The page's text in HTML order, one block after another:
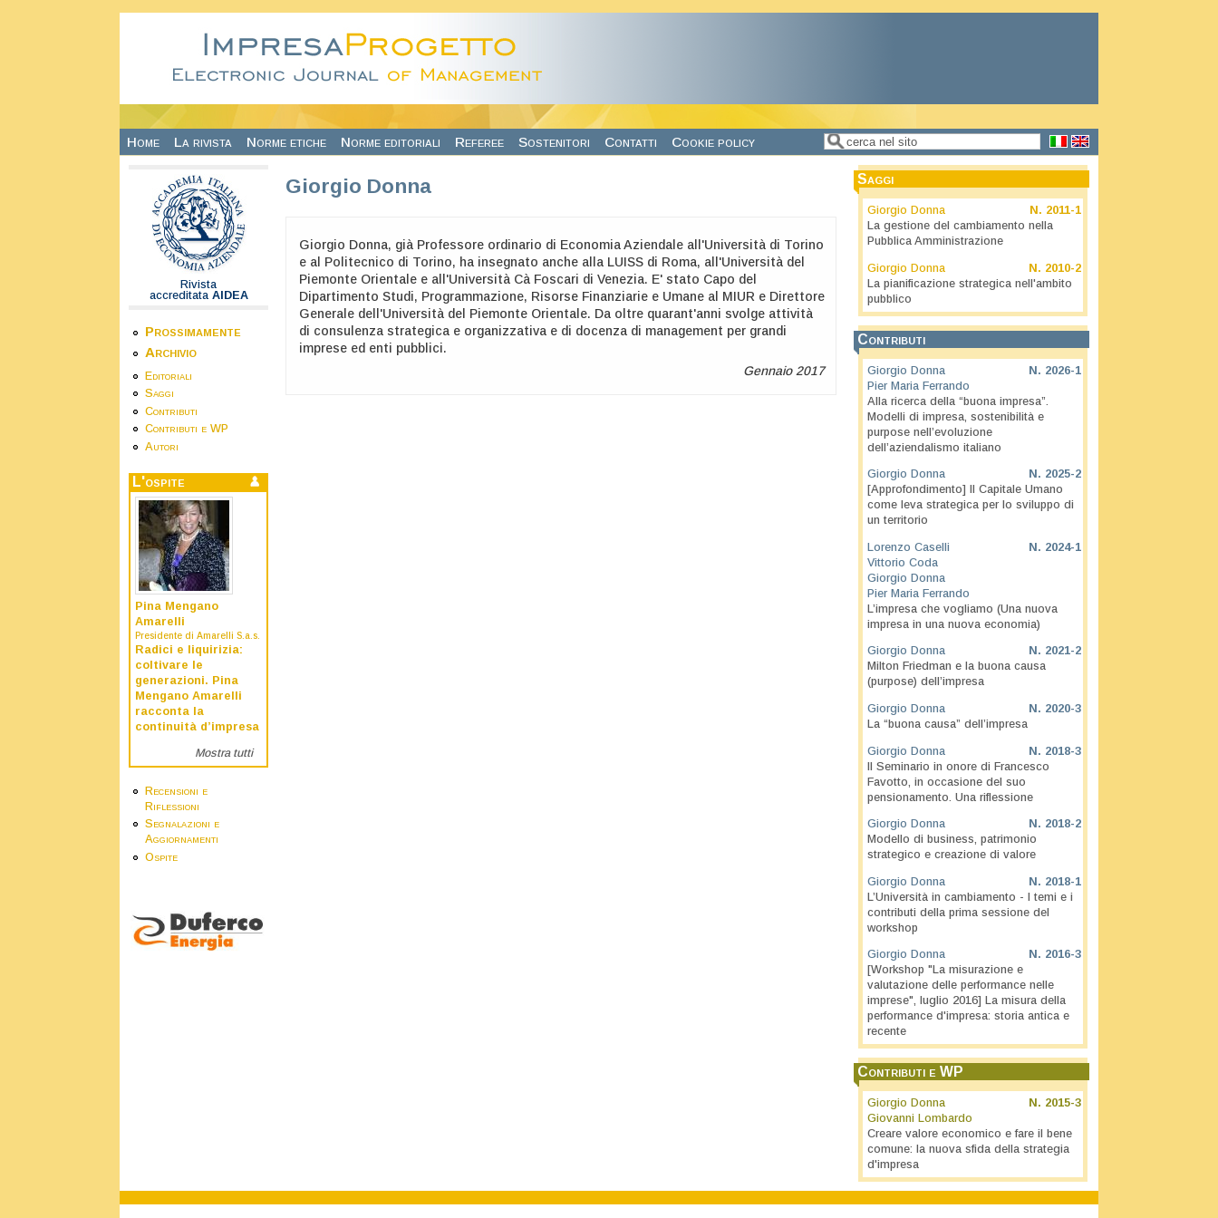
Home La rivista Norme etiche Norme editoriali Referee Sostenitori Contatti Cookie policy Form di ricerca
Cerca
Rivista
accreditata AIDEA
Prossimamente
Archivio
Editoriali
Saggi
Contributi
Contributi e WP
Autori
L'ospite
Pina Mengano
Amarelli
Presidente di Amarelli S.a.s.
Radici e liquirizia:
coltivare le
generazioni. Pina
Mengano Amarelli
racconta la
continuità d’impresa
Mostra tutti
Recensioni e
Riflessioni
Segnalazioni e
Aggiornamenti
Ospite
Giorgio Donna
Giorgio Donna, già Professore ordinario di Economia Aziendale all'Università di Torino
e al Politecnico di Torino, ha insegnato anche alla LUISS di Roma, all'Università del
Piemonte Orientale e all'Università Cà Foscari di Venezia. E' stato Capo del
Dipartimento Studi, Programmazione, Risorse Finanziarie e Umane al MIUR e Direttore
Generale dell'Università del Piemonte Orientale. Da oltre quarant'anni svolge attività
di consulenza strategica e organizzativa e di docenza di management per grandi
imprese ed enti pubblici.
Gennaio 2017
Saggi
N. 2011-1
Giorgio Donna
La gestione del cambiamento nella
Pubblica Amministrazione
N. 2010-2
Giorgio Donna
La pianificazione strategica nell'ambito
pubblico
Contributi
N. 2026-1
Giorgio Donna
Pier Maria Ferrando
Alla ricerca della “buona impresa”.
Modelli di impresa, sostenibilità e
purpose nell’evoluzione
dell’aziendalismo italiano
N. 2025-2
Giorgio Donna
[Approfondimento] Il Capitale Umano
come leva strategica per lo sviluppo di
un territorio
N. 2024-1
Lorenzo Caselli
Vittorio Coda
Giorgio Donna
Pier Maria Ferrando
L’impresa che vogliamo (Una nuova
impresa in una nuova economia)
N. 2021-2
Giorgio Donna
Milton Friedman e la buona causa
(purpose) dell’impresa
N. 2020-3
Giorgio Donna
La “buona causa” dell’impresa
N. 2018-3
Giorgio Donna
Il Seminario in onore di Francesco
Favotto, in occasione del suo
pensionamento. Una riflessione
N. 2018-2
Giorgio Donna
Modello di business, patrimonio
strategico e creazione di valore
N. 2018-1
Giorgio Donna
L’Università in cambiamento - I temi e i
contributi della prima sessione del
workshop
N. 2016-3
Giorgio Donna
[Workshop "La misurazione e
valutazione delle performance nelle
imprese", luglio 2016] La misura della
performance d'impresa: storia antica e
recente
Contributi e WP
N. 2015-3
Giorgio Donna
Giovanni Lombardo
Creare valore economico e fare il bene
comune: la nuova sfida della strategia
d'impresa